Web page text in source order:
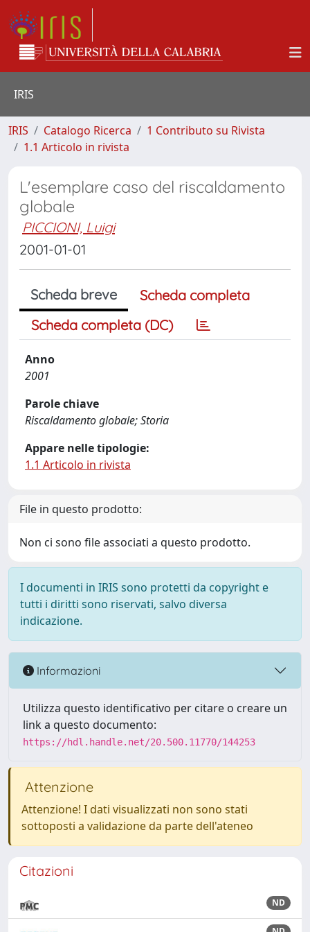
IRIS
IRIS Catalogo Ricerca
1 Contributo su Rivista
1.1 Articolo in rivista
L'esemplare caso del riscaldamento
globale
PICCIONI, Luigi
2001-01-01
Scheda breve
Scheda completa
Scheda completa (DC)
Anno
2001
Parole chiave
Riscaldamento globale; Storia
Appare nelle tipologie:
1.1 Articolo in rivista
File in questo prodotto:
Non ci sono file associati a questo prodotto.
I documenti in IRIS sono protetti da copyright e
tutti i diritti sono riservati, salvo diversa
indicazione.
Informazioni
Utilizza questo identificativo per citare o creare un
link a questo documento:
https://hdl.handle.net/20.500.11770/144253
Attenzione
Attenzione! I dati visualizzati non sono stati
sottoposti a validazione da parte dell'ateneo
Citazioni
ND